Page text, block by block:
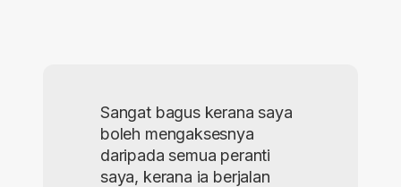
Sangat bagus kerana saya
boleh mengaksesnya
daripada semua peranti
saya, kerana ia berjalan